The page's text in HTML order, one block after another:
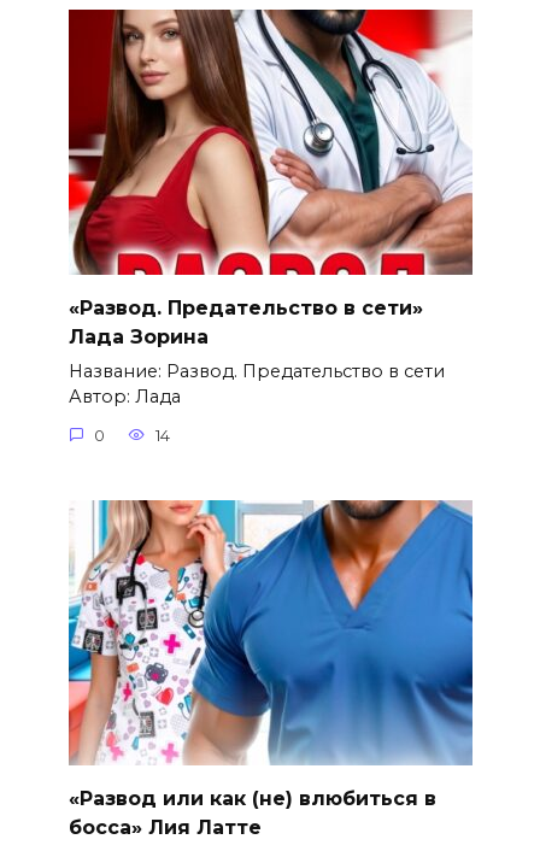
«Развод. Предательство в сети»
Лада Зорина
Название: Развод. Предательство в сети
Автор: Лада
0 14
«Развод или как (не) влюбиться в
босса» Лия Латте